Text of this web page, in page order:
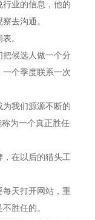
业的信息，他的
去沟通。
。
把候选人做一个分
个季度联系一次
我们源源不断的
为一个真正胜任
，在以后的猎头工
每天打开网站，重
胜任的。